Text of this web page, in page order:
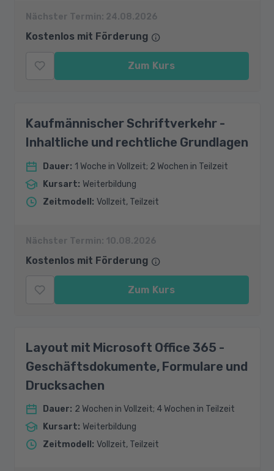
Nächster Termin: 24.08.2026
Kostenlos mit Förderung
Zum Kurs
Kaufmännischer Schriftverkehr -
Inhaltliche und rechtliche Grundlagen
Dauer: 1 Woche in Vollzeit; 2 Wochen in Teilzeit
Kursart: Weiterbildung
Zeitmodell : Vollzeit, Teilzeit
Nächster Termin: 10.08.2026
Kostenlos mit Förderung
Zum Kurs
Layout mit Microsoft Office 365 -
Geschäftsdokumente, Formulare und
Drucksachen
Dauer: 2 Wochen in Vollzeit; 4 Wochen in Teilzeit
Kursart: Weiterbildung
Zeitmodell: Vollzeit, Teilzeit